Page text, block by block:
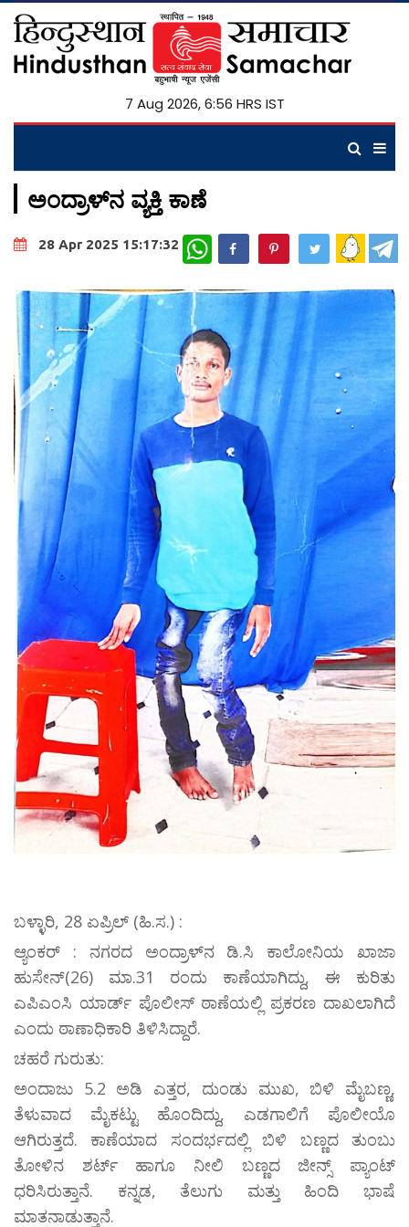
7 Aug 2026, 6:56 HRS IST
ಅಂದ್ರಾಳ್‍ನ ವ್ಯಕ್ತಿ ಕಾಣೆ
28 Apr 2025 15:17:32 WhatsApp
ಬಳ್ಳಾರಿ, 28 ಏಪ್ರಿಲ್ (ಹಿ.ಸ.) :
ಆ್ಯಂಕರ್ : ನಗರದ ಅಂದ್ರಾಳ್‍ನ ಡಿ.ಸಿ ಕಾಲೋನಿಯ ಖಾಜಾ
ಹುಸೇನ್(26) ಮಾ.31 ರಂದು ಕಾಣೆಯಾಗಿದ್ದು, ಈ ಕುರಿತು
ಎಪಿಎಂಸಿ ಯಾರ್ಡ್ ಪೊಲೀಸ್ ಠಾಣೆಯಲ್ಲಿ ಪ್ರಕರಣ ದಾಖಲಾಗಿದೆ
ಎಂದು ಠಾಣಾಧಿಕಾರಿ ತಿಳಿಸಿದ್ದಾರೆ.
ಚಹರೆ ಗುರುತು:
ಅಂದಾಜು 5.2 ಅಡಿ ಎತ್ತರ, ದುಂಡು ಮುಖ, ಬಿಳಿ ಮೈಬಣ್ಣ,
ತೆಳುವಾದ ಮೈಕಟ್ಟು ಹೊಂದಿದ್ದು, ಎಡಗಾಲಿಗೆ ಪೊಲೀಯೊ
ಆಗಿರುತ್ತದೆ. ಕಾಣೆಯಾದ ಸಂದರ್ಭದಲ್ಲಿ ಬಿಳಿ ಬಣ್ಣದ ತುಂಬು
ತೋಳಿನ ಶರ್ಟ್ ಹಾಗೂ ನೀಲಿ ಬಣ್ಣದ ಜೀನ್ಸ್ ಪ್ಯಾಂಟ್
ಧರಿಸಿರುತ್ತಾನೆ. ಕನ್ನಡ, ತೆಲುಗು ಮತ್ತು ಹಿಂದಿ ಭಾಷೆ
ಮಾತನಾಡುತ್ತಾನೆ.